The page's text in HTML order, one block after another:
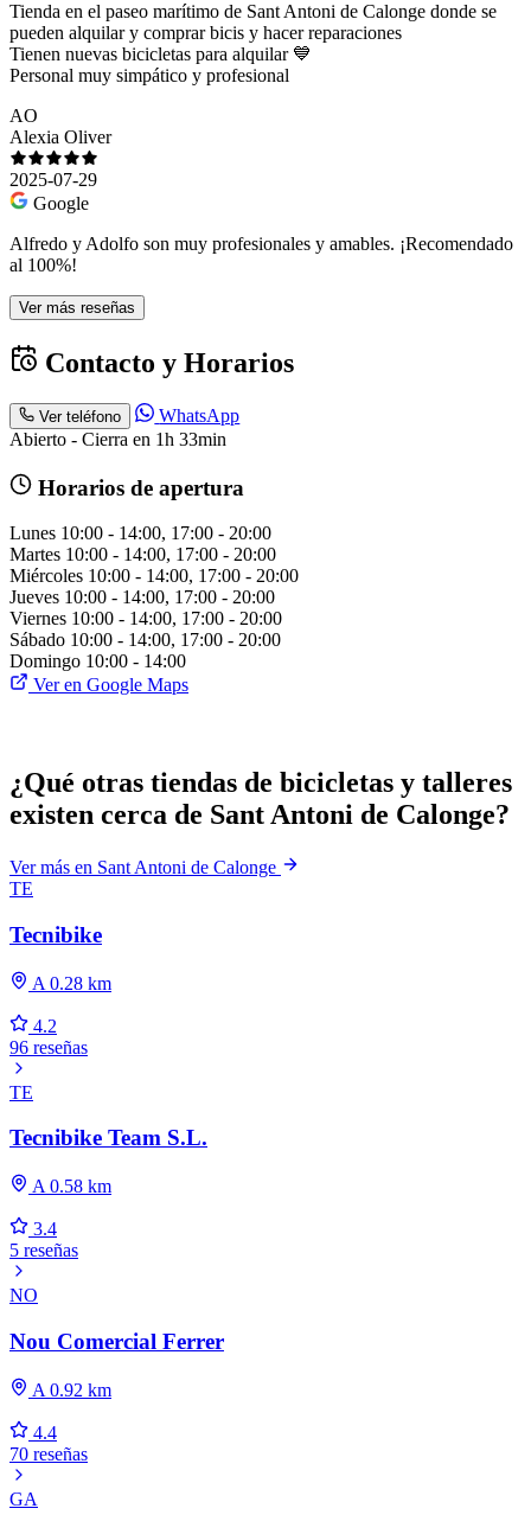
Tienda en el paseo marítimo de Sant Antoni de Calonge donde se
pueden alquilar y comprar bicis y hacer reparaciones
Tienen nuevas bicicletas para alquilar 💙
Personal muy simpático y profesional
AO
Alexia Oliver
2025-07-29
Google
Alfredo y Adolfo son muy profesionales y amables. ¡Recomendado
al 100%!
Ver más reseñas
Contacto y Horarios
Ver teléfono
WhatsApp
Abierto - Cierra en 1h 33min
Horarios de apertura
Lunes 10:00 - 14:00, 17:00 - 20:00
Martes 10:00 - 14:00, 17:00 - 20:00
Miércoles 10:00 - 14:00, 17:00 - 20:00
Jueves 10:00 - 14:00, 17:00 - 20:00
Viernes 10:00 - 14:00, 17:00 - 20:00
Sábado 10:00 - 14:00, 17:00 - 20:00
Domingo 10:00 - 14:00
Ver en Google Maps
¿Qué otras tiendas de bicicletas y talleres
existen cerca de Sant Antoni de Calonge?
Ver más en Sant Antoni de Calonge
TE
Tecnibike
A 0.28 km
4.2
96 reseñas
TE
Tecnibike Team S.L.
A 0.58 km
3.4
5 reseñas
NO
Nou Comercial Ferrer
A 0.92 km
4.4
70 reseñas
GA